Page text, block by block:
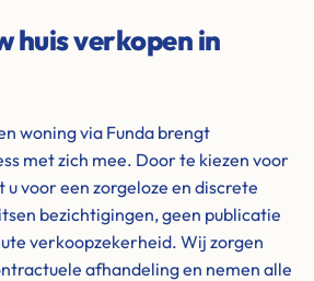
huis verkopen in
woning via Funda brengt
met zich mee. Door te kiezen voor
u voor een zorgeloze en discrete
bezichtigingen, geen publicatie
verkoopzekerheid. Wij zorgen
afhandeling en nemen alle